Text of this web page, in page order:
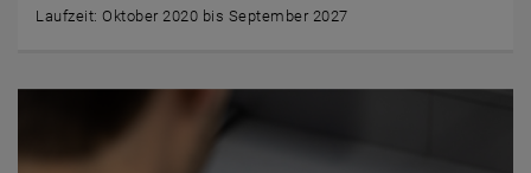
Laufzeit: Oktober 2020 bis September 2027